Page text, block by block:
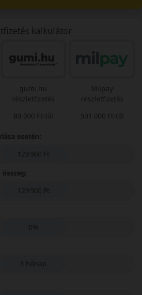
kalkulátor
gumi.hu
részletfizetés
80 000 Ft-tól
Milpay
részletfizetés
501 000 Ft-tól
esetén:
129 960 Ft
129 960 Ft
0%
3 hónap